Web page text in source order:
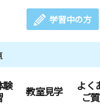
学習中の方
験
教室見学
よく
ご